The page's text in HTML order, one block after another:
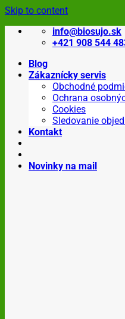
Skip to content
info@biosujo.sk
+421 908 544
Blog
Zákaznícky servis
Obchodné
Ochrana
Cookies
Sledovanie
Kontakt
Novinky na mail